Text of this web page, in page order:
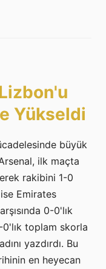
Yükseldi
büyük
ilk maçta
rakibini 1-0
Emirates
0-0'lık
0'lık toplam skorla
yazdırdı. Bu
en heyecan